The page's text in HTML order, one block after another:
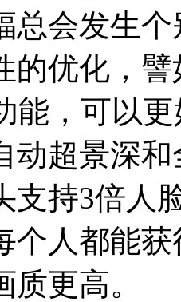
总会发生
的优化，譬
能，可以
动超景深
支持3倍人
个人都能
更高。